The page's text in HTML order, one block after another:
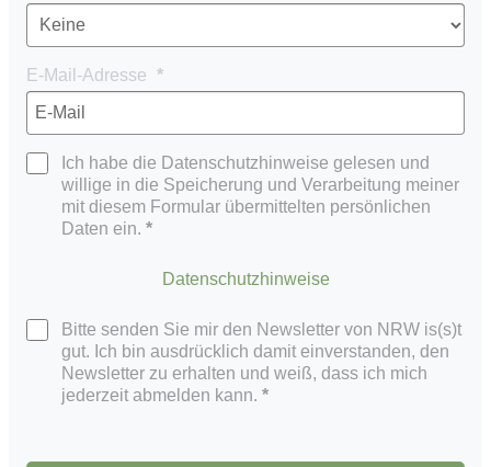
E-Mail-Adresse
Ich habe die Datenschutzhinweise gelesen und
willige in die Speicherung und Verarbeitung meiner
mit diesem Formular übermittelten persönlichen
Daten ein.
Datenschutzhinweise
Bitte senden Sie mir den Newsletter von NRW is(s)t
gut. Ich bin ausdrücklich damit einverstanden, den
Newsletter zu erhalten und weiß, dass ich mich
jederzeit abmelden kann.